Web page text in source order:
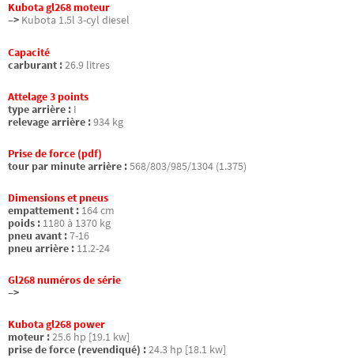
Kubota gl268 moteur
–> Kubota 1.5l 3-cyl diesel
Capacité
carburant :26.9 litres
Attelage 3 points
type arrière : I
relevage arrière :934 kg
Prise de force (pdf)
tour par minute arrière :568/803/985/1304 (1.375)
Dimensions et pneus
empattement : 164 cm
poids : 1180 à 1370 kg
pneu avant :7-16
pneu arrière : 11.2-24
Gl268 numéros de série
–>
Kubota gl268 power
moteur :25.6 hp [19.1 kw]
prise de force (revendiqué) :24.3 hp [18.1 kw]